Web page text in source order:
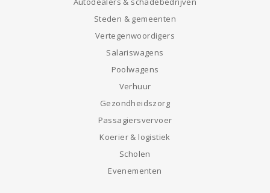
Steden & gemeenten
Vertegenwoordigers
Salariswagens
Poolwagens
Verhuur
Gezondheidszorg
Passagiersvervoer
Koerier & logistiek
Scholen
Evenementen